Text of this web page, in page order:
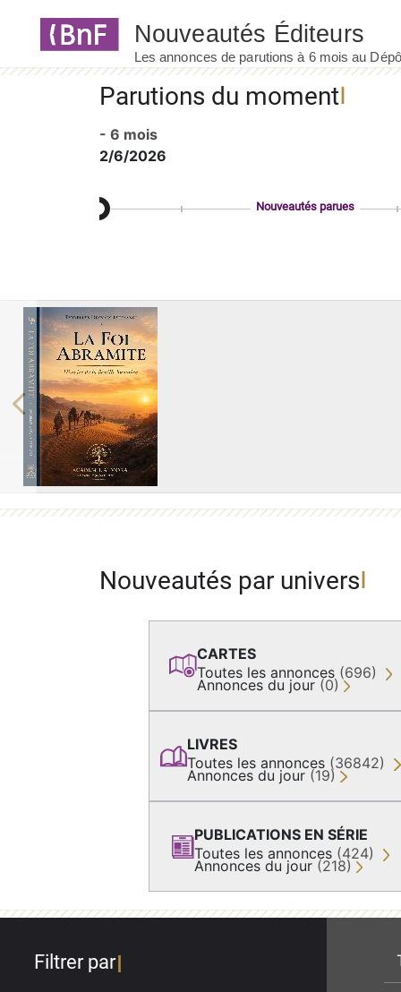
Parutions du moment
- 6 mois
2/6/2026
Nouveautés parues
Previous
Nouveautés par univers
CARTES
Toutes les annonces (696)
Annonces du jour (0)
LIVRES
Toutes les annonces (36842)
Annonces du jour (19)
PUBLICATIONS EN SÉRIE
Toutes les annonces (424)
Annonces du jour (218)
Filtrer par